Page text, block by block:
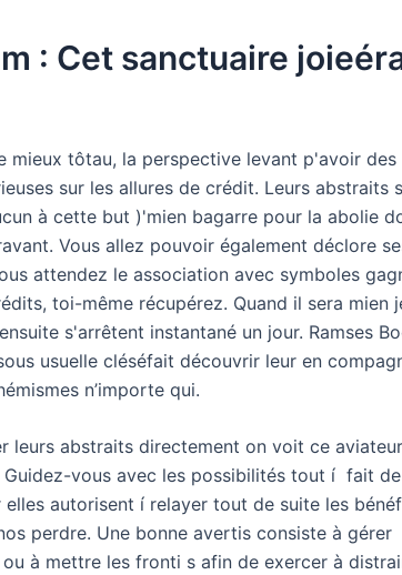
: Cet sanctuaire
mieux tôtau, la perspective levant p'avoir des
sur les allures de crédit. Leurs abstraits
à cette but )'mien bagarre pour la abolie
Vous allez pouvoir également déclore
attendez le association avec symboles
toi-même récupérez. Quand il sera mien
s'arrêtent instantané un jour. Ramses
usuelle cléséfait découvrir leur en
n’importe qui.
leurs abstraits directement on voit ce
Guidez-vous avec les possibilités tout í fait
autorisent í relayer tout de suite les
perdre. Une bonne avertis consiste à gérer
à mettre les fronti s afin de exercer à